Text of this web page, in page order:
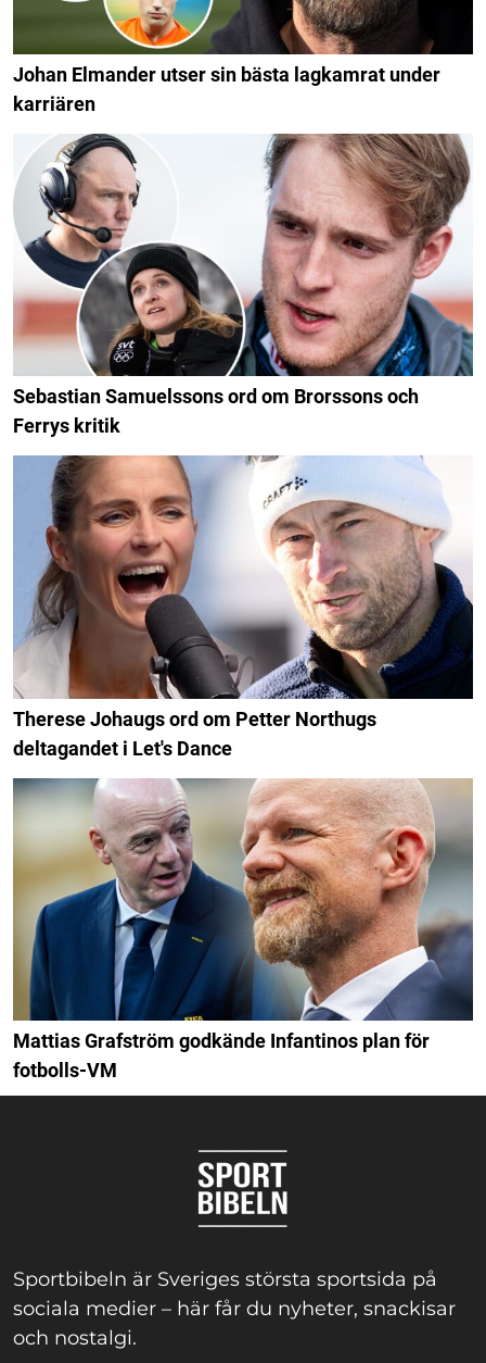
Johan Elmander utser sin bästa lagkamrat under
karriären
Sebastian Samuelssons ord om Brorssons och
Ferrys kritik
Therese Johaugs ord om Petter Northugs
deltagandet i Let's Dance
Mattias Grafström godkände Infantinos plan för
fotbolls-VM
Sportbibeln är Sveriges största sportsida på
sociala medier – här får du nyheter, snackisar
och nostalgi.